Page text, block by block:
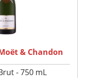
& Chandon
- 750 mL